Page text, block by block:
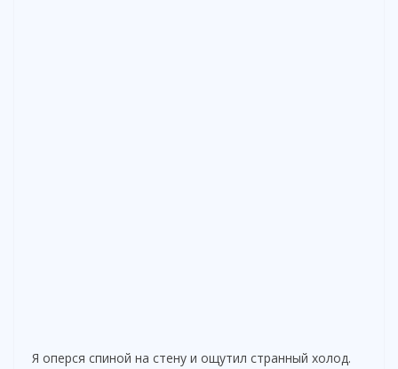
Я оперся спиной на стену и ощутил странный холод.